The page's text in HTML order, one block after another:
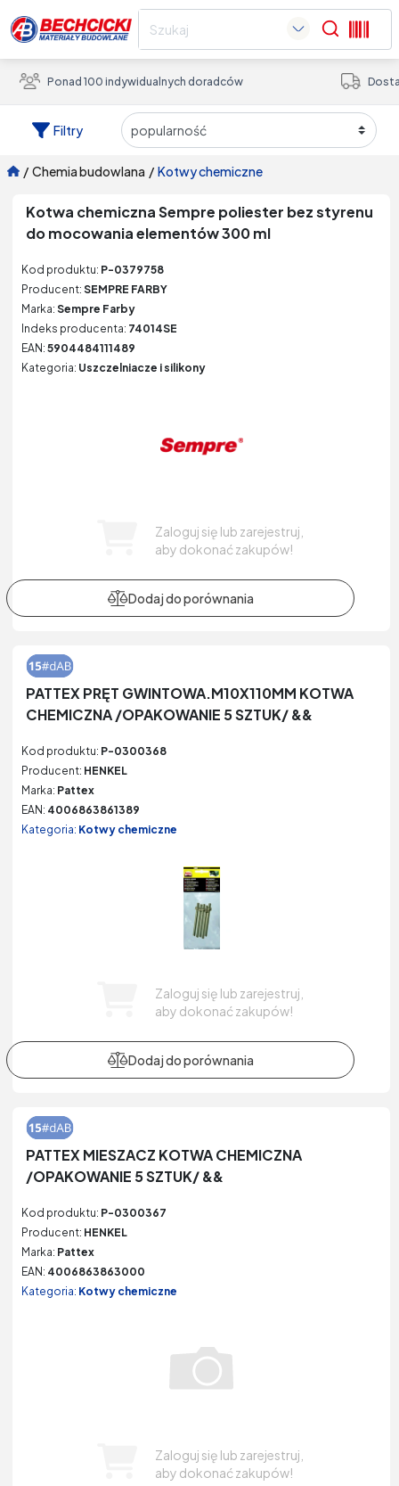
Ponad 100 indywidualnych doradców
Search
Filtry
kotwy chemiczne
/
chemia budowlana
/
Kotwa chemiczna Sempre poliester bez styrenu
do mocowania elementów 300 ml
Kod produktu: P-0379758
Producent: SEMPRE FARBY
Marka: Sempre Farby
Indeks producenta: 74014SE
EAN: 5904484111489
Kategoria: Uszczelniacze i silikony
Zaloguj się lub zarejestruj,
aby dokonać zakupów!
PATTEX PRĘT GWINTOWA.M10X110MM KOTWA
CHEMICZNA /OPAKOWANIE 5 SZTUK/ &&
Kod produktu: P-0300368
Producent: HENKEL
Marka: Pattex
EAN: 4006863861389
Kategoria: Kotwy chemiczne
Zaloguj się lub zarejestruj,
aby dokonać zakupów!
PATTEX MIESZACZ KOTWA CHEMICZNA
/OPAKOWANIE 5 SZTUK/ &&
Kod produktu: P-0300367
Producent: HENKEL
Marka: Pattex
EAN: 4006863863000
Kategoria: Kotwy chemiczne
Zaloguj się lub zarejestruj,
aby dokonać zakupów!